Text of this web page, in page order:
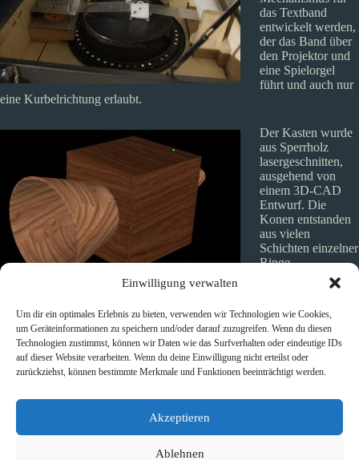
Einwilligung verwalten
Um dir ein optimales Erlebnis zu bieten, verwenden wir Technologien wie Cookies,
um Geräteinformationen zu speichern und/oder darauf zuzugreifen. Wenn du diesen
Technologien zustimmst, können wir Daten wie das Surfverhalten oder eindeutige IDs
auf dieser Website verarbeiten. Wenn du deine Einwilligung nicht erteilst oder
zurückziehst, können bestimmte Merkmale und Funktionen beeinträchtigt werden.
Akzeptieren
Ablehnen
das Textband
entwickelt werden,
der das Band über
den Projektor und
eine Spielorgel
führt und auch nur
eine Kurbelrichtung erlaubt.
Der Kasten wurde
aus Sperrholz
lasergeschnitten,
ausgehend von
einem 3D-CAD
Entwurf. Die
Konen entstanden
aus vielen
Schichten einzelner
Ringe.
Entwurf und Bau durch Leuchten-Modelle Pancho Schlehhuber
zusammen mit Beate Engl.